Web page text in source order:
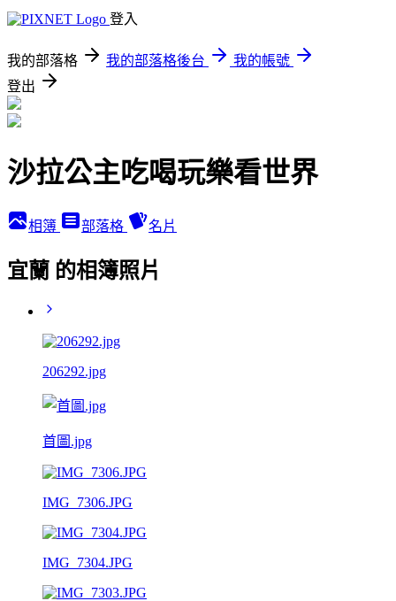
登入
我的部落格 我的部落格後台
我的帳號
登出
沙拉公主吃喝玩樂看世界
相簿 部落格 名片
宜蘭 的相簿照片
206292.jpg
首圖.jpg
IMG_7306.JPG
IMG_7304.JPG